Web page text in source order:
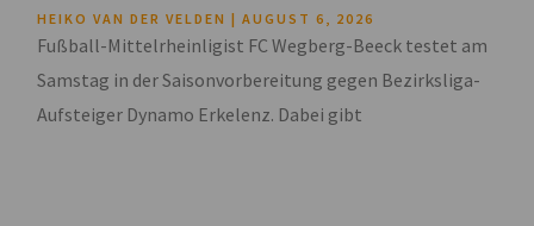
HEIKO VAN DER VELDEN AUGUST 6, 2026
Fußball-Mittelrheinligist FC Wegberg-Beeck testet am
Samstag in der Saisonvorbereitung gegen Bezirksliga-
Aufsteiger Dynamo Erkelenz. Dabei gibt